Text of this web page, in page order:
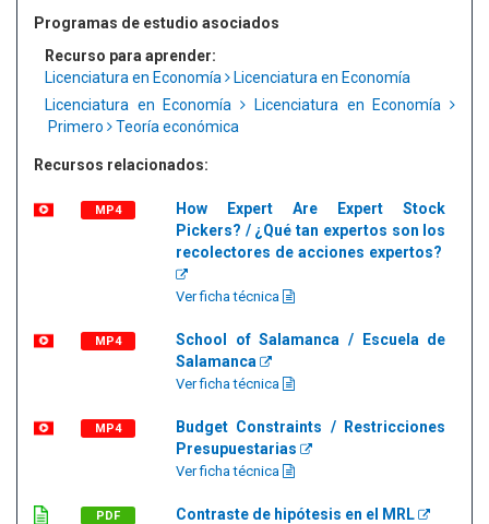
Programas de estudio asociados
Recurso para aprender:
Licenciatura en Economía
Licenciatura en Economía
Licenciatura en Economía
Licenciatura en Economía
Primero
Teoría económica
Recursos relacionados:
MP4
How Expert Are Expert Stock
Pickers? / ¿Qué tan expertos son los
recolectores de acciones expertos?
Ver ficha técnica
MP4
School of Salamanca / Escuela de
Salamanca
Ver ficha técnica
MP4
Budget Constraints / Restricciones
Presupuestarias
Ver ficha técnica
PDF Contraste de hipótesis en el MRL